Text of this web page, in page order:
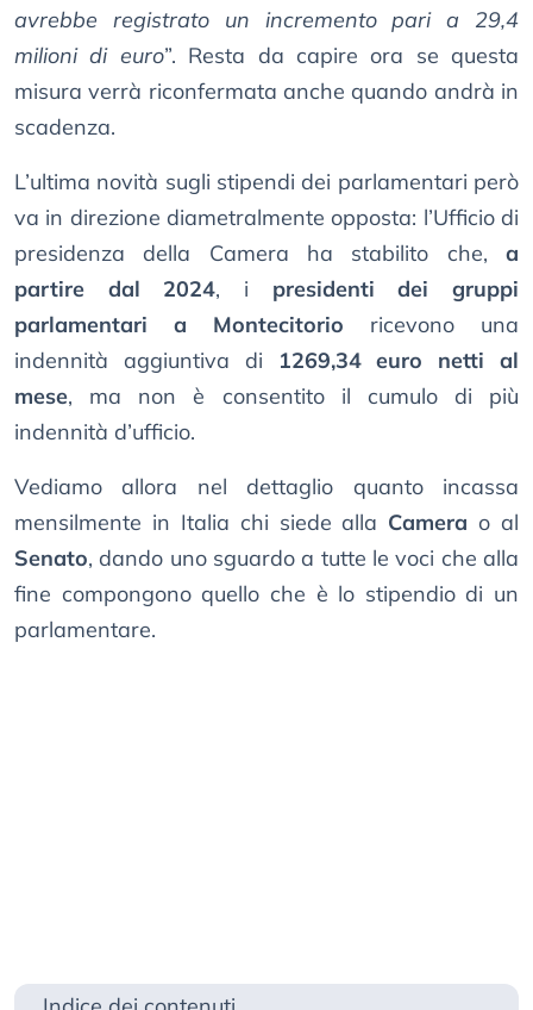
avrebbe registrato un incremento pari a 29,4
milioni di euro”. Resta da capire ora se questa
misura verrà riconfermata anche quando andrà in
scadenza.
L’ultima novità sugli stipendi dei parlamentari però
va in direzione diametralmente opposta: l’Ufficio di
presidenza della Camera ha stabilito che, a
partire dal 2024, i presidenti dei gruppi
parlamentari a Montecitorio ricevono una
indennità aggiuntiva di
1269,34 euro netti al
mese, ma non è consentito il cumulo di più
indennità d’ufficio.
Vediamo allora nel dettaglio quanto incassa
mensilmente in Italia chi siede alla Camera o al
Senato, dando uno sguardo a tutte le voci che alla
fine compongono quello che è lo stipendio di un
parlamentare.